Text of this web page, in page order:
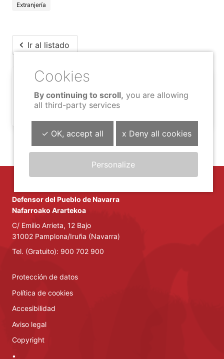
Extranjería
Ir al listado
Compartir contenido
Defensor del Pueblo de Navarra
Nafarroako Arartekoa
C/ Emilio Arrieta, 12 Bajo
31002 Pamplona/Iruña (Navarra)
Tel. (Gratuito): 900 702 900
Protección de datos
Política de cookies
Accesibilidad
Aviso legal
Copyright
•
By continuing to scroll, you are allowing
all third-party services
✓ OK, accept all x Deny all cookies
Personalize